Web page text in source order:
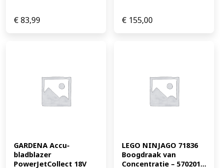
€83,99 € 155,00
GARDENA Accu-
bladblazer
PowerJetCollect 18V
LEGO NINJAGO 71836
Boogdraak van
Concentratie – 570201...